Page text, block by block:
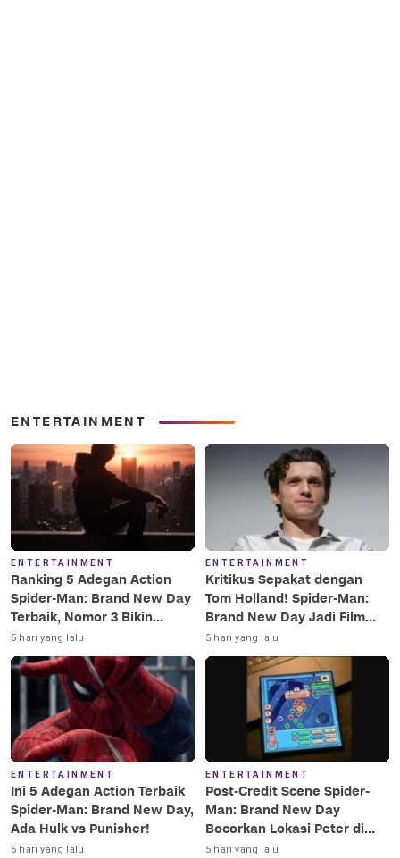
ENTERTAINMENT
ENTERTAINMENT
Ranking 5 Adegan Action
Spider-Man: Brand New Day
Terbaik, Nomor 3 Bikin
Terkesima!
5 hari yang lalu
ENTERTAINMENT
Kritikus Sepakat dengan
Tom Holland! Spider-Man:
Brand New Day Jadi Film
Terbaik Era MCU
5 hari yang lalu
ENTERTAINMENT
Ini 5 Adegan Action Terbaik
Spider-Man: Brand New Day,
Ada Hulk vs Punisher!
5 hari yang lalu
ENTERTAINMENT
Post-Credit Scene Spider-
Man: Brand New Day
Bocorkan Lokasi Peter di
Luar Angkasa!
5 hari yang lalu